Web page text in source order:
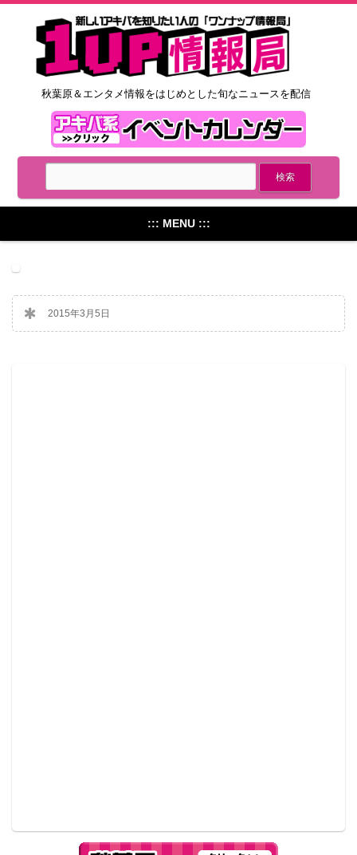
秋葉原＆エンタメ情報をはじめとした旬なニュースを配信
::: MENU :::
2015年3月5日